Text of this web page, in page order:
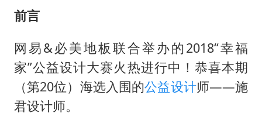
10余省份将出现强风雨 局地特大暴雨
世界第1特鲁姆普斯诺克中国赛一轮游
前言
网易&必美地板联合举办的2018“幸福
家”公益设计大赛火热进行中！恭喜本期
（第20位）海选入围的公益设计师——施
君设计师。